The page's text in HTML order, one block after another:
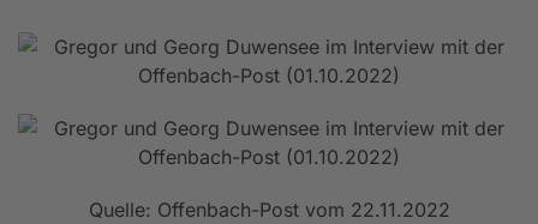
Quelle: Offenbach-Post vom 22.11.2022